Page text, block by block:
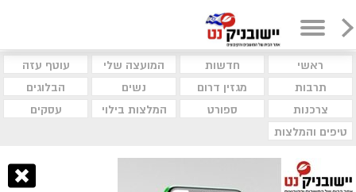
ראשי חדשות המועצה שלי
עוטף עזה
תרבות
מגזין דרום נשים
הבלוגים
צרכנות
ספורט המלצות בילוי
עסקים
טיפים והמלצות